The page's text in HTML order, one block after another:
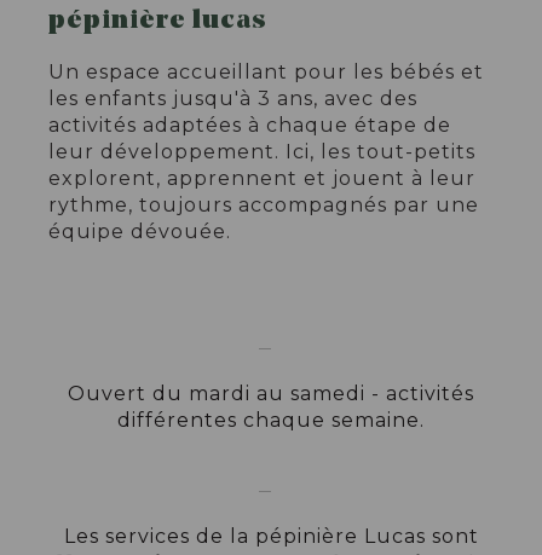
pépinière lucas
Un espace accueillant pour les bébés et
les enfants jusqu'à 3 ans, avec des
activités adaptées à chaque étape de
leur développement. Ici, les tout-petits
explorent, apprennent et jouent à leur
rythme, toujours accompagnés par une
équipe dévouée.
Ouvert du mardi au samedi - activités
différentes chaque semaine.
Les services de la pépinière Lucas sont